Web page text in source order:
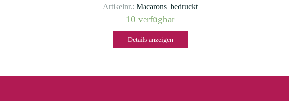
Artikelnr.: Macarons_bedruckt
10 verfügbar
Details anzeigen